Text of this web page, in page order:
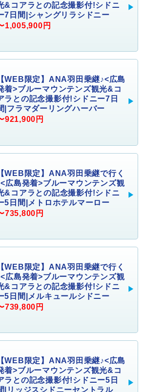
&コアラとの記念撮影付!シドニ
7日間|シャングリラシドニー
1,005,900円
【WEB限定】ANA羽田乗継♪<広島
着>ブルーマウンテンズ観光&コ
ラとの記念撮影付!シドニー7日
|フラマダーリングハーバー
921,900円
【WEB限定】ANA羽田乗継で行く
広島発着>ブルーマウンテンズ観
&コアラとの記念撮影付!シドニ
5日間|メトロホテルマーロー
735,800円
【WEB限定】ANA羽田乗継で行く
広島発着>ブルーマウンテンズ観
&コアラとの記念撮影付!シドニ
5日間|メルキュールシドニー
739,800円
【WEB限定】ANA羽田乗継♪<広島
着>ブルーマウンテンズ観光&コ
ラとの記念撮影付!シドニー5日
|リッジスシドニーセントラル